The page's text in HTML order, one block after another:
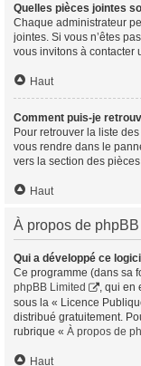
Quelles pièces jointes
Chaque administrateur
jointes. Si vous n’êtes
vous invitons à contacter
Haut
Comment puis-je
Pour retrouver la liste
vous rendre dans le
vers la section des
Haut
À propos de phpBB
Qui a développé ce
Ce programme (dans sa
phpBB Limited
, qui en
sous la « Licence
distribué gratuitement.
rubrique « À propos de
Haut